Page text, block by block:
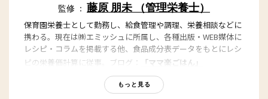
監修 ： 藤原 朋未 （管理栄養士）
保育園栄養士として勤務し、給食管理や調理、栄養相談などに
携わる。現在は㈱エミッシュに所属し、各種出版・WEB媒体に
レシピ・コラムを掲載する他、食品成分表データをもとにレシ
ピの栄養価計算に従事。ブログ：
「ママ楽ごはん」
もっと見る